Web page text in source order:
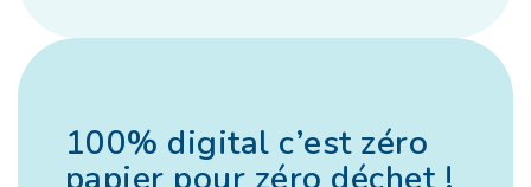
100% digital c’est zéro